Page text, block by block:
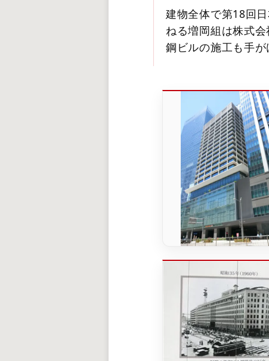
建物全体で第18回
ねる増岡組は株式
鋼ビルの施工も手が